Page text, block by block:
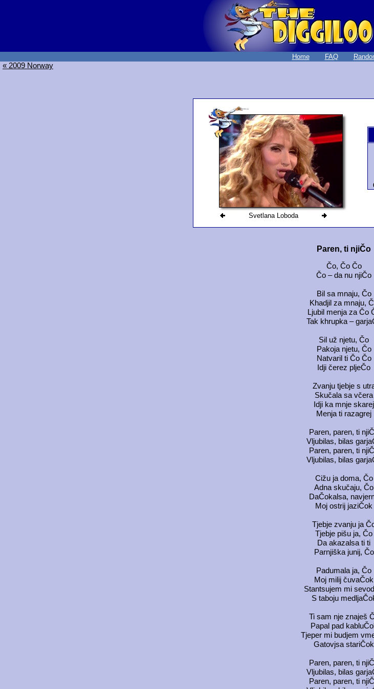
Home FAQ
« 2009 Norway
Svetlana Loboda
Paren, ti njiČo
Čo, Čo Čo
Čo – da nu njiČo
Bil sa mnaju, Čo
Khadjil za mnaju,
Ljubil menja za Čo
Tak khrupka –
Sil už njetu, Čo
Pakoja njetu, Čo
Natvaril ti Čo Čo
Idji čerez pljeČo
Zvanju tjebje s
Skučala sa včera
Idji ka mnje skarej
Menja ti razagrej
Paren, paren, ti
Vljubilas, bilas
Paren, paren, ti
Vljubilas, bilas
Cižu ja doma, Čo
Adna skučaju, Čo
DaČokalsa,
Moj ostrij jaziČok
Tjebje zvanju ja
Tjebje pišu ja, Čo
Da akazalsa ti ti
Parnjiška junij, Čo
Padumala ja, Čo
Moj milij čuvaČok
Stantsujem mi
S taboju
Ti sam nje znaješ
Papal pad
Tjeper mi budjem
Gatovjsa stariČok
Paren, paren, ti
Vljubilas, bilas
Paren, paren, ti